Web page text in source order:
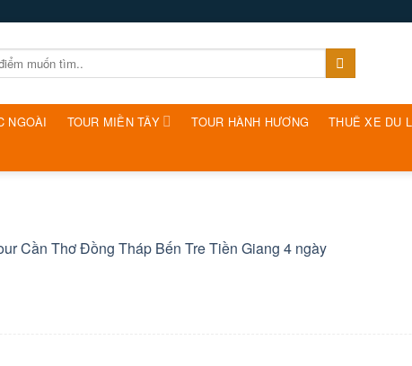
NGOÀI TOUR MIỀN TÂY TOUR HÀNH HƯƠNG THUÊ XE DU
Cần Thơ Đồng Tháp Bến Tre Tiền Giang 4 ngày